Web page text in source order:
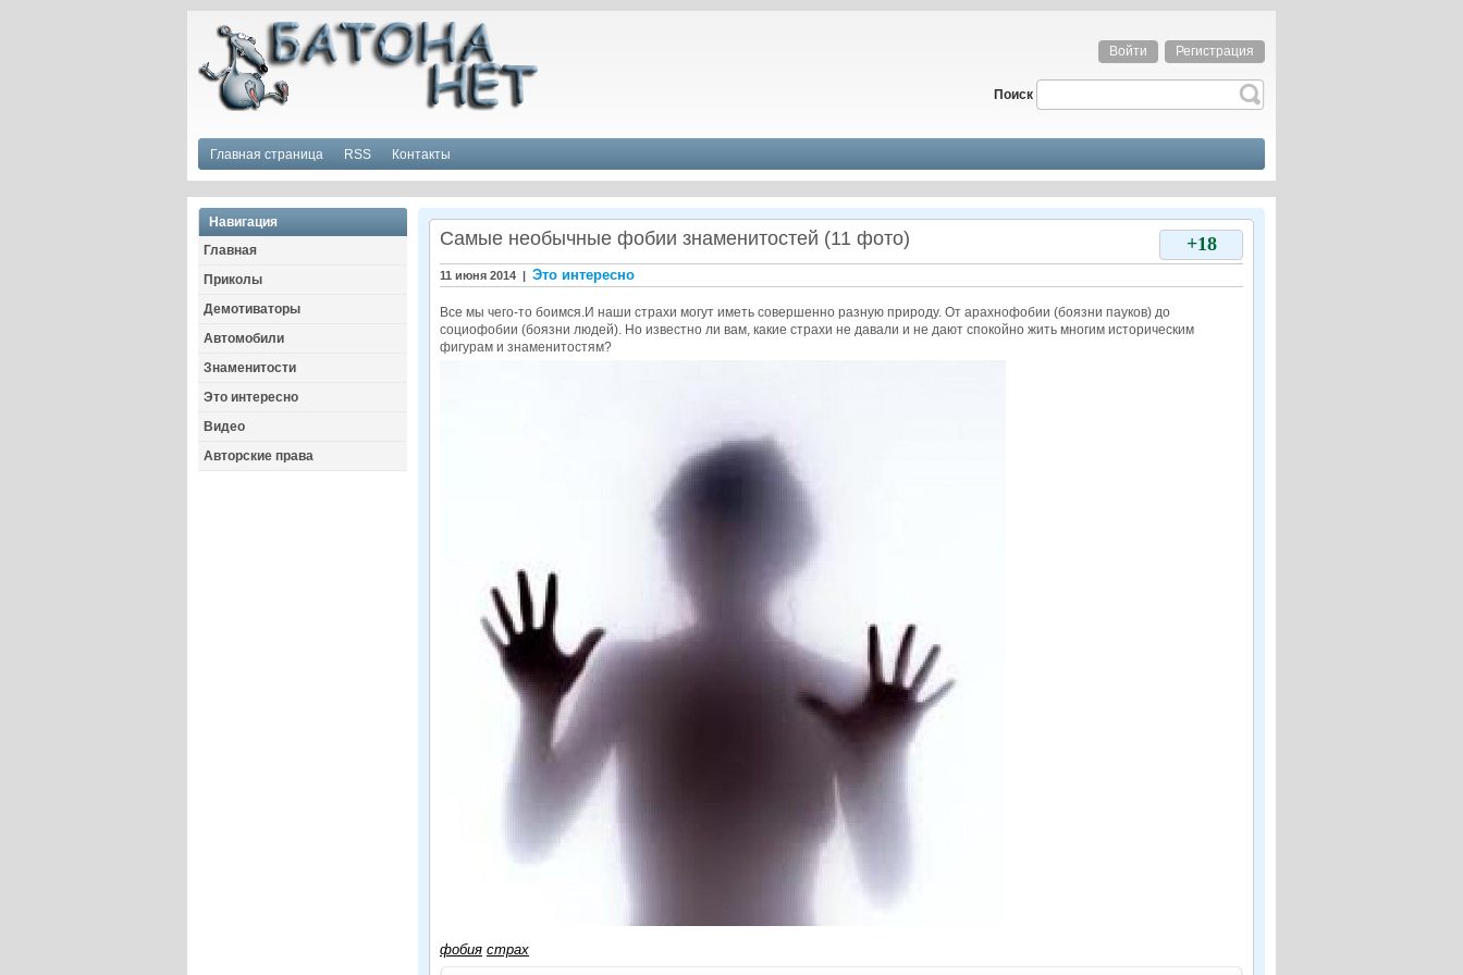
Войти Регистрация
Поиск
Главная страница RSS Контакты
Навигация
Главная
Приколы
Демотиваторы
Автомобили
Знаменитости
Это интересно
Видео
Авторские права
+18
Самые необычные фобии знаменитостей (11 фото)
11 июня 2014 | Это интересно
Все мы чего-то боимся.И наши страхи могут иметь совершенно разную природу. От арахнофобии (боязни пауков) до
социофобии (боязни людей). Но известно ли вам, какие страхи не давали и не дают спокойно жить многим историческим
фигурам и знаменитостям?
фобия страх